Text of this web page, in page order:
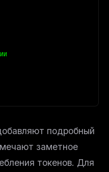
подробный
заметное
токенов. Для